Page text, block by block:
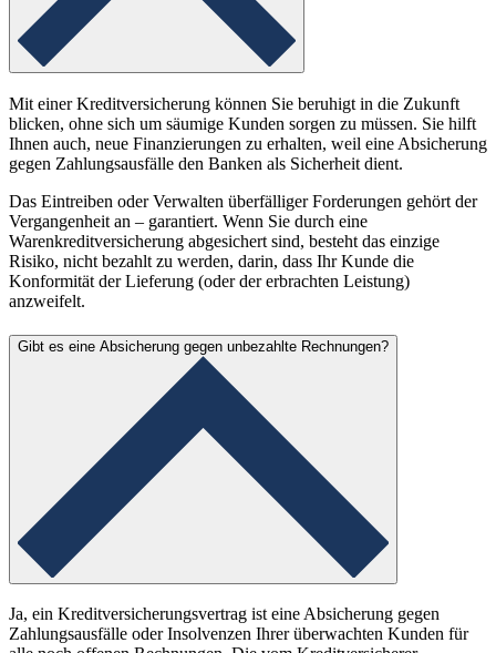
Mit einer Kreditversicherung können Sie beruhigt in die Zukunft
blicken, ohne sich um säumige Kunden sorgen zu müssen. Sie hilft
Ihnen auch, neue Finanzierungen zu erhalten, weil eine Absicherung
gegen Zahlungsausfälle den Banken als Sicherheit dient.
Das Eintreiben oder Verwalten überfälliger Forderungen gehört der
Vergangenheit an – garantiert. Wenn Sie durch eine
Warenkreditversicherung abgesichert sind, besteht das einzige
Risiko, nicht bezahlt zu werden, darin, dass Ihr Kunde die
Konformität der Lieferung (oder der erbrachten Leistung)
anzweifelt.
Gibt es eine Absicherung gegen unbezahlte Rechnungen?
Ja, ein Kreditversicherungsvertrag ist eine Absicherung gegen
Zahlungsausfälle oder Insolvenzen Ihrer überwachten Kunden für